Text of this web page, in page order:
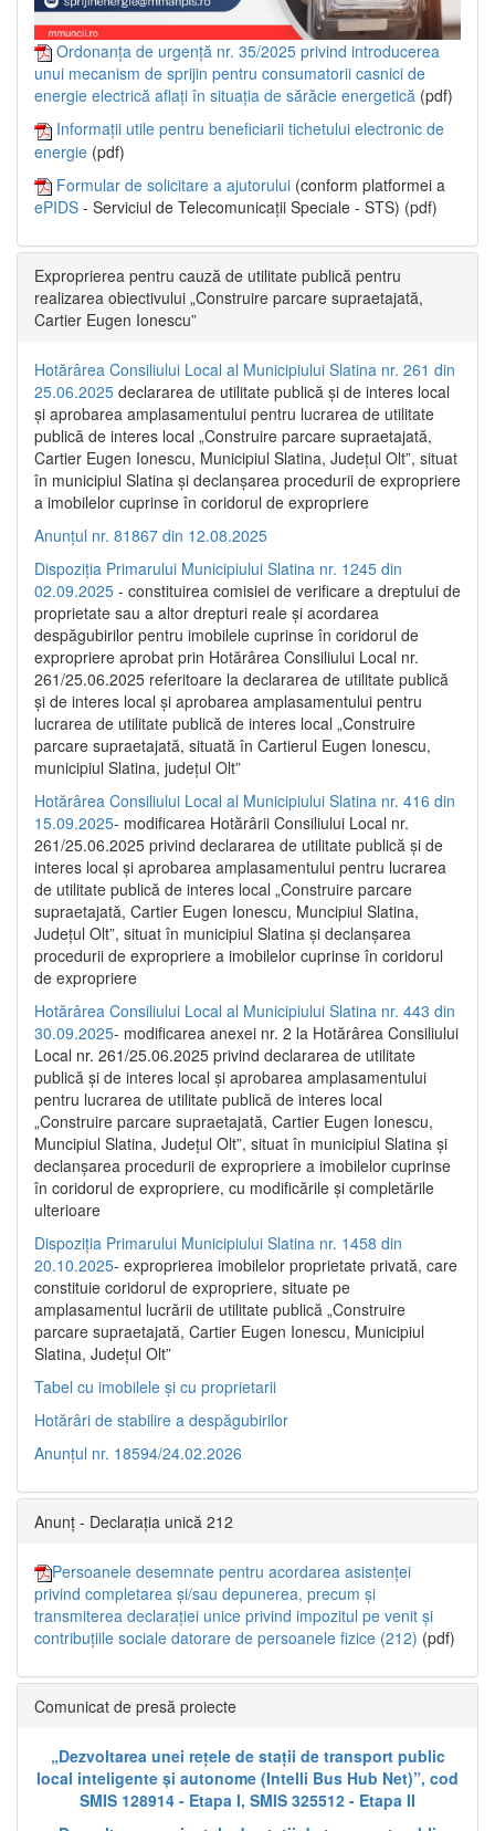
Ordonanța de urgență nr. 35/2025 privind introducerea
unui mecanism de sprijin pentru consumatorii casnici de
energie electrică aflați în situația de sărăcie energetică (pdf)
Informații utile pentru beneficiarii tichetului electronic de
energie (pdf)
Formular de solicitare a ajutorului (conform platformei a
ePIDS - Serviciul de Telecomunicații Speciale - STS) (pdf)
Exproprierea pentru cauză de utilitate publică pentru
realizarea obiectivului „Construire parcare supraetajată,
Cartier Eugen Ionescu”
Hotărârea Consiliului Local al Municipiului Slatina nr. 261 din
25.06.2025 declararea de utilitate publică și de interes local
și aprobarea amplasamentului pentru lucrarea de utilitate
publică de interes local „Construire parcare supraetajată,
Cartier Eugen Ionescu, Municipiul Slatina, Județul Olt”, situat
în municipiul Slatina și declanșarea procedurii de expropriere
a imobilelor cuprinse în coridorul de expropriere
Anunțul nr. 81867 din 12.08.2025
Dispoziția Primarului Municipiului Slatina nr. 1245 din
02.09.2025 - constituirea comisiei de verificare a dreptului de
proprietate sau a altor drepturi reale și acordarea
despăgubirilor pentru imobilele cuprinse în coridorul de
expropriere aprobat prin Hotărârea Consiliului Local nr.
261/25.06.2025 referitoare la declararea de utilitate publică
și de interes local și aprobarea amplasamentului pentru
lucrarea de utilitate publică de interes local „Construire
parcare supraetajată, situată în Cartierul Eugen Ionescu,
municipiul Slatina, județul Olt”
Hotărârea Consiliului Local al Municipiului Slatina nr. 416 din
15.09.2025- modificarea Hotărârii Consiliului Local nr.
261/25.06.2025 privind declararea de utilitate publică și de
interes local și aprobarea amplasamentului pentru lucrarea
de utilitate publică de interes local „Construire parcare
supraetajată, Cartier Eugen Ionescu, Muncipiul Slatina,
Județul Olt”, situat în municipiul Slatina și declanșarea
procedurii de expropriere a imobilelor cuprinse în coridorul
de expropriere
Hotărârea Consiliului Local al Municipiului Slatina nr. 443 din
30.09.2025- modificarea anexei nr. 2 la Hotărârea Consiliului
Local nr. 261/25.06.2025 privind declararea de utilitate
publică şi de interes local şi aprobarea amplasamentului
pentru lucrarea de utilitate publică de interes local
„Construire parcare supraetajată, Cartier Eugen Ionescu,
Muncipiul Slatina, Judeţul Olt”, situat în municipiul Slatina şi
declanşarea procedurii de expropriere a imobilelor cuprinse
în coridorul de expropriere, cu modificările şi completările
ulterioare
Dispoziția Primarului Municipiului Slatina nr. 1458 din
20.10.2025- exproprierea imobilelor proprietate privată, care
constituie coridorul de expropriere, situate pe
amplasamentul lucrării de utilitate publică „Construire
parcare supraetajată, Cartier Eugen Ionescu, Municipiul
Slatina, Județul Olt”
Tabel cu imobilele și cu proprietarii
Hotărâri de stabilire a despăgubirilor
Anunțul nr. 18594/24.02.2026
Anunț - Declarația unică 212
Persoanele desemnate pentru acordarea asistenței
privind completarea și/sau depunerea, precum și
transmiterea declarației unice privind impozitul pe venit și
contribuțiile sociale datorare de persoanele fizice (212) (pdf)
Comunicat de presă proiecte
„Dezvoltarea unei rețele de stații de transport public
local inteligente și autonome (Intelli Bus Hub Net)”, cod
SMIS 128914 - Etapa I, SMIS 325512 - Etapa II